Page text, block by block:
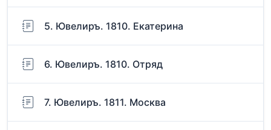
5. Ювелиръ. 1810. Екатерина
6. Ювелиръ. 1810. Отряд
7. Ювелиръ. 1811. Москва